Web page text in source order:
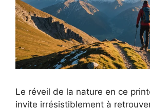
Le réveil de la nature en ce
invite irrésistiblement à